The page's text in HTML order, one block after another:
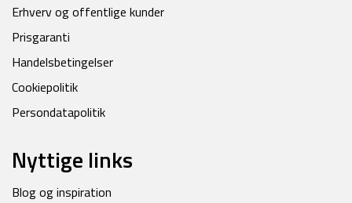
Erhverv og offentlige kunder
Prisgaranti
Handelsbetingelser
Cookiepolitik
Persondatapolitik
Nyttige links
Blog og inspiration